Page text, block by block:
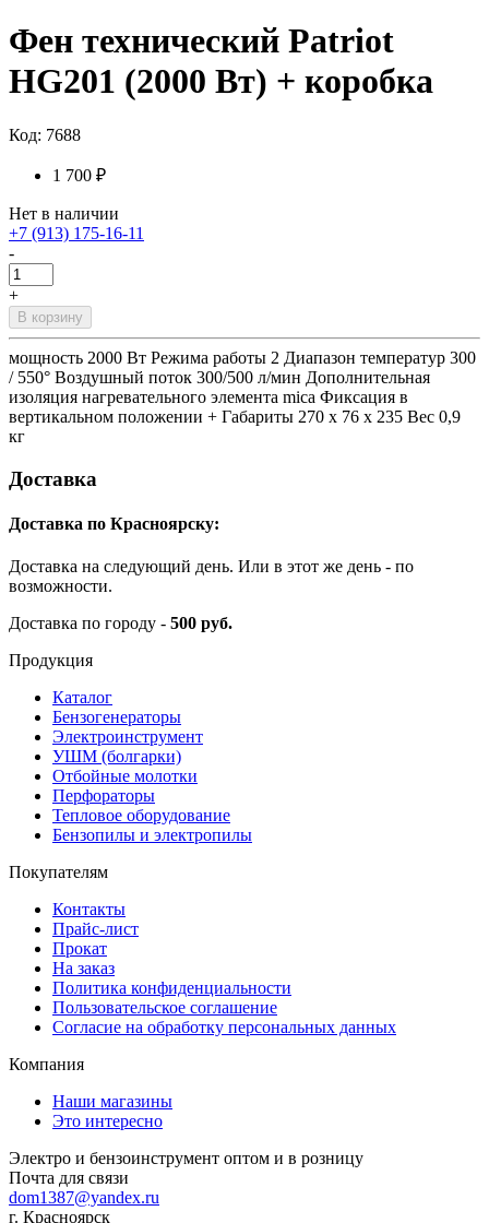
Фен технический Patriot
HG201 (2000 Вт) + коробка
Код: 7688
1 700 ₽
Нет в наличии
+7 (913) 175-16-11
-
+
В корзину
мощность 2000 Вт Режима работы 2 Диапазон температур 300
/ 550° Воздушный поток 300/500 л/мин Дополнительная
изоляция нагревательного элемента mica Фиксация в
вертикальном положении + Габариты 270 x 76 x 235 Вес 0,9
кг
Доставка
Доставка по Красноярску:
Доставка на следующий день. Или в этот же день - по
возможности.
Доставка по городу - 500 руб.
Продукция
Каталог
Бензогенераторы
Электроинструмент
УШМ (болгарки)
Отбойные молотки
Перфораторы
Тепловое оборудование
Бензопилы и электропилы
Покупателям
Контакты
Прайс-лист
Прокат
На заказ
Политика конфиденциальности
Пользовательское соглашение
Согласие на обработку персональных данных
Компания
Наши магазины
Это интересно
Электро и бензоинструмент оптом и в розницу
Почта для связи
dom1387@yandex.ru
г. Красноярск